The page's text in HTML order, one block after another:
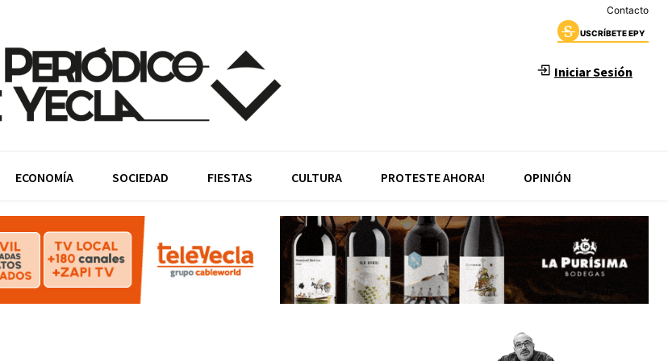
Contacto
USCRÍBETE EPY
Iniciar Sesión
ECONOMÍA SOCIEDAD FIESTAS CULTURA PROTESTE AHORA! OPINIÓN